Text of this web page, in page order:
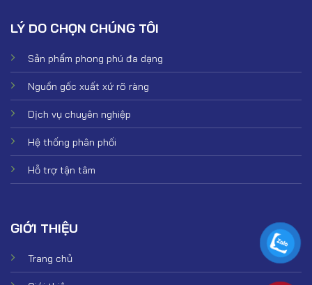
LÝ DO CHỌN CHÚNG TÔI
Sản phẩm phong phú đa dạng
Nguồn gốc xuất xứ rõ ràng
Dịch vụ chuyên nghiệp
Hệ thống phân phối
Hỗ trợ tận tâm
GIỚI THIỆU
Trang chủ